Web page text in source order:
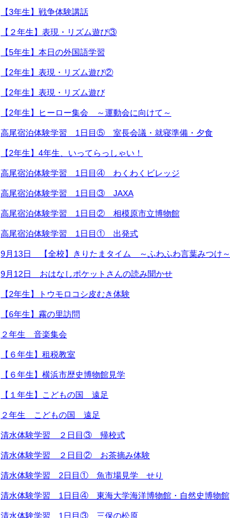
【3年生】戦争体験講話
【２年生】表現・リズム遊び③
【5年生】本日の外国語学習
【2年生】表現・リズム遊び②
【2年生】表現・リズム遊び
【2年生】ヒーロー集会 ～運動会に向けて～
高尾宿泊体験学習 1日目⑤ 室長会議・就寝準備・夕食
【2年生】4年生、いってらっしゃい！
高尾宿泊体験学習 1日目④ わくわくビレッジ
高尾宿泊体験学習 1日目③ JAXA
高尾宿泊体験学習 1日目② 相模原市立博物館
高尾宿泊体験学習 1日目① 出発式
9月13日 【全校】きりたまタイム ～ふわふわ言葉みつけ～
9月12日 おはなしポケットさんの読み聞かせ
【2年生】トウモロコシ皮むき体験
【6年生】霧の里訪問
２年生 音楽集会
【６年生】租税教室
【６年生】横浜市歴史博物館見学
【１年生】こどもの国 遠足
２年生 こどもの国 遠足
清水体験学習 ２日目③ 帰校式
清水体験学習 ２日目② お茶摘み体験
清水体験学習 2日目① 魚市場見学 せり
清水体験学習 1日目④ 東海大学海洋博物館・自然史博物館
清水体験学習 1日目③ 三保の松原